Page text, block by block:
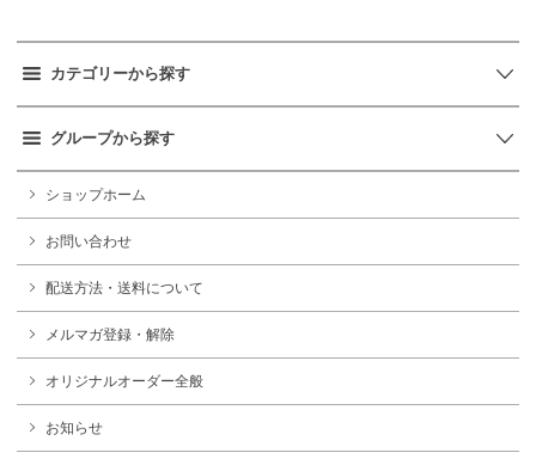
カテゴリーから探す
グループから探す
ショップホーム
お問い合わせ
配送方法・送料について
メルマガ登録・解除
オリジナルオーダー全般
お知らせ